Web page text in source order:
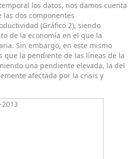
los datos, nos damos cuenta
dos componentes
(Gráfico 2), siendo
de la economía en el que la
Sin embargo, en este mismo
que la pendiente de las líneas de la
una pendiente elevada, la del
afectada por la crisis y